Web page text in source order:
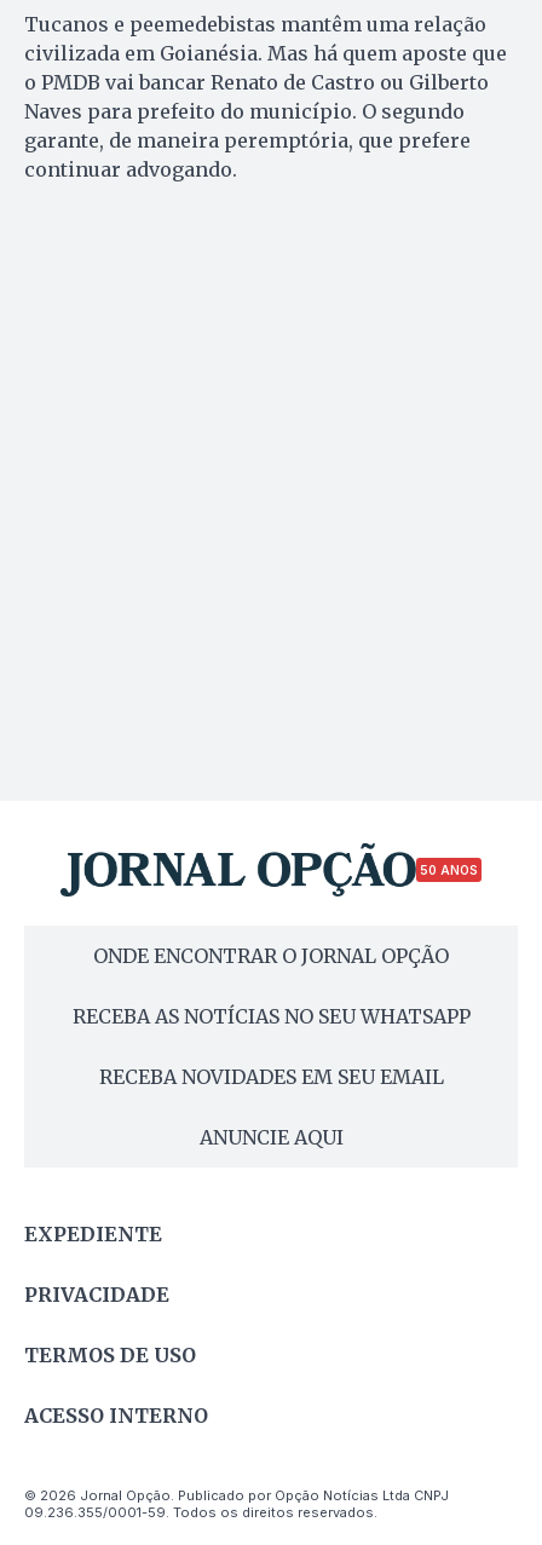
Tucanos e peemedebistas mantêm uma relação
civilizada em Goianésia. Mas há quem aposte que
o PMDB vai bancar Renato de Castro ou Gilberto
Naves para prefeito do município. O segundo
garante, de maneira peremptória, que prefere
continuar advogando.
50 ANOS
ONDE ENCONTRAR O JORNAL OPÇÃO
RECEBA AS NOTÍCIAS NO SEU WHATSAPP
RECEBA NOVIDADES EM SEU EMAIL
ANUNCIE AQUI
EXPEDIENTE
PRIVACIDADE
TERMOS DE USO
ACESSO INTERNO
© 2026 Jornal Opção. Publicado por Opção Notícias Ltda CNPJ
09.236.355/0001-59. Todos os direitos reservados.